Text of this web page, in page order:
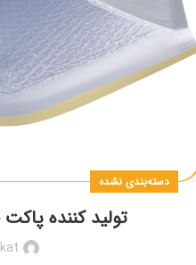
دسته‌بندی نشده
تولید کننده